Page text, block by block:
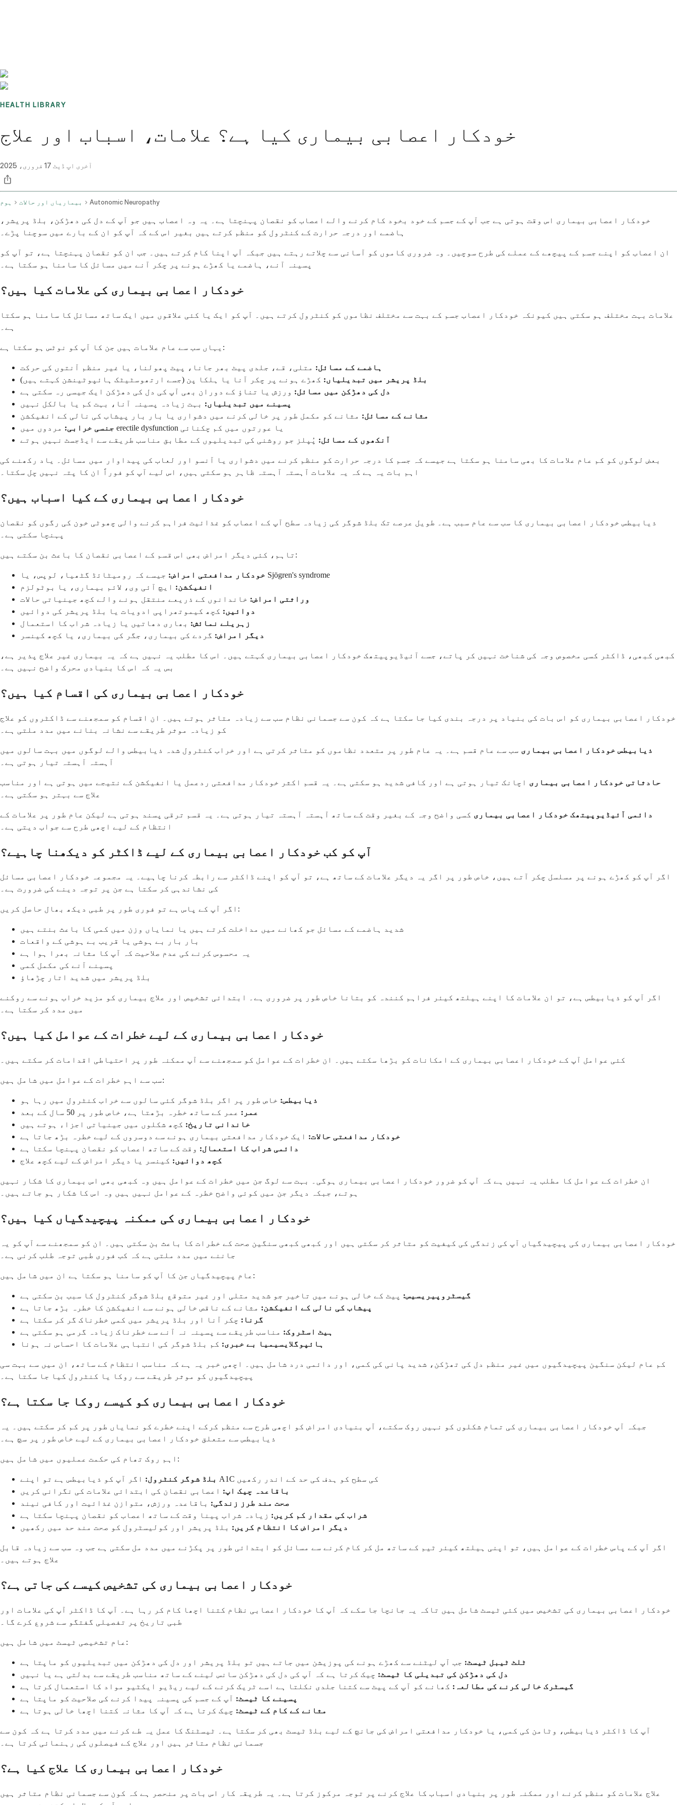
HEALTH LIBRARY
خودکار اعصابی بیماری کیا ہے؟ علامات، اسباب اور علاج
آخری اپ ڈیٹ 17 فروری، 2025
ہوم بیماریاں اور حالات Autonomic Neuropathy
خودکار اعصابی بیماری اس وقت ہوتی ہے جب آپ کے جسم کے خود بخود کام کرنے والے اعصاب کو نقصان پہنچتا ہے۔ یہ وہ اعصاب ہیں جو آپ کے دل کی دھڑکن، بلڈ پریشر،
ہاضمے اور درجہ حرارت کے کنٹرول کو منظم کرتے ہیں بغیر اس کے کہ آپ کو ان کے بارے میں سوچنا پڑے۔
ان اعصاب کو اپنے جسم کے پیچھے کے عملے کی طرح سوچیں۔ وہ ضروری کاموں کو آسانی سے چلاتے رہتے ہیں جبکہ آپ اپنا کام کرتے ہیں۔ جب ان کو نقصان پہنچتا ہے، تو آپ کو
پسینہ آنے، ہاضمے یا کھڑے ہونے پر چکر آنے میں مسائل کا سامنا ہو سکتا ہے۔
خودکار اعصابی بیماری کی علامات کیا ہیں؟
علامات بہت مختلف ہو سکتی ہیں کیونکہ خودکار اعصاب جسم کے بہت سے مختلف نظاموں کو کنٹرول کرتے ہیں۔ آپ کو ایک یا کئی علاقوں میں ایک ساتھ مسائل کا سامنا ہو سکتا
ہے۔
یہاں سب سے عام علامات ہیں جن کا آپ کو نوٹس ہو سکتا ہے:
ہاضمے کے مسائل: متلی، قے، جلدی پیٹ بھر جانا، پیٹ پھولنا، یا غیر منظم آنتوں کی حرکت
بلڈ پریشر میں تبدیلیاں: کھڑے ہونے پر چکر آنا یا ہلکا پن (جسے ارتھوسٹیٹک ہائپوٹینشن کہتے ہیں)
دل کی دھڑکن میں مسائل: ورزش یا تناؤ کے دوران بھی آپ کی دل کی دھڑکن ایک جیسی رہ سکتی ہے
پسینے میں تبدیلیاں: بہت زیادہ پسینہ آنا، بہت کم یا بالکل نہیں
مثانے کے مسائل: مثانے کو مکمل طور پر خالی کرنے میں دشواری یا بار بار پیشاب کی نالی کے انفیکشن
جنسی خرابی:
مردوں میں erectile dysfunction یا عورتوں میں کم چکنائی
آنکھوں کے مسائل: پُپلز جو روشنی کی تبدیلیوں کے مطابق مناسب طریقے سے ایڈجسٹ نہیں ہوتے
بعض لوگوں کو کم عام علامات کا بھی سامنا ہو سکتا ہے جیسے کہ جسم کا درجہ حرارت کو منظم کرنے میں دشواری یا آنسو اور لعاب کی پیداوار میں مسائل۔ یاد رکھنے کی
اہم بات یہ ہے کہ یہ علامات آہستہ آہستہ ظاہر ہو سکتی ہیں، اس لیے آپ کو فوراً ان کا پتہ نہیں چل سکتا۔
خودکار اعصابی بیماری کے کیا اسباب ہیں؟
ذیابیطس خودکار اعصابی بیماری کا سب سے عام سبب ہے۔ طویل عرصے تک بلڈ شوگر کی زیادہ سطح آپ کے اعصاب کو غذائیت فراہم کرنے والی چھوٹی خون کی رگوں کو نقصان
پہنچا سکتی ہے۔
تاہم، کئی دیگر امراض بھی اس قسم کے اعصابی نقصان کا باعث بن سکتے ہیں:
خودکار مدافعتی امراض: جیسے کہ رومیٹائڈ گٹھیا، لوپس، یا Sjögren's syndrome
انفیکشن: ایچ آئی وی، لائم بیماری، یا بوٹولزم
وراثتی امراض: خاندانوں کے ذریعے منتقل ہونے والے کچھ جینیاتی حالات
دوائیں: کچھ کیموتھراپی ادویات یا بلڈ پریشر کی دوائیں
زہریلے نمائش: بھاری دھاتیں یا زیادہ شراب کا استعمال
دیگر امراض: گردے کی بیماری، جگر کی بیماری، یا کچھ کینسر
کبھی کبھی، ڈاکٹر کسی مخصوص وجہ کی شناخت نہیں کر پاتے، جسے آئیڈیوپیتھک خودکار اعصابی بیماری کہتے ہیں۔ اس کا مطلب یہ نہیں ہے کہ یہ بیماری غیر علاج پذیر ہے،
بس یہ کہ اس کا بنیادی محرک واضح نہیں ہے۔
خودکار اعصابی بیماری کی اقسام کیا ہیں؟
خودکار اعصابی بیماری کو اس بات کی بنیاد پر درجہ بندی کیا جا سکتا ہے کہ کون سے جسمانی نظام سب سے زیادہ متاثر ہوتے ہیں۔ ان اقسام کو سمجھنے سے ڈاکٹروں کو علاج
کو زیادہ موثر طریقے سے نشانہ بنانے میں مدد ملتی ہے۔
ذیابیطس خودکار اعصابی بیماری سب سے عام قسم ہے۔ یہ عام طور پر متعدد نظاموں کو متاثر کرتی ہے اور خراب کنٹرول شدہ ذیابیطس والے لوگوں میں بہت سالوں میں
آہستہ آہستہ تیار ہوتی ہے۔
حادثاتی خودکار اعصابی بیماری اچانک تیار ہوتی ہے اور کافی شدید ہو سکتی ہے۔ یہ قسم اکثر خودکار مدافعتی ردعمل یا انفیکشن کے نتیجے میں ہوتی ہے اور مناسب
علاج سے بہتر ہو سکتی ہے۔
دائمی آئیڈیوپیتھک خودکار اعصابی بیماری کسی واضح وجہ کے بغیر وقت کے ساتھ آہستہ آہستہ تیار ہوتی ہے۔ یہ قسم ترقی پسند ہوتی ہے لیکن عام طور پر علامات کے
انتظام کے لیے اچھی طرح سے جواب دیتی ہے۔
آپ کو کب خودکار اعصابی بیماری کے لیے ڈاکٹر کو دیکھنا چاہیے؟
اگر آپ کو کھڑے ہونے پر مسلسل چکر آتے ہیں، خاص طور پر اگر یہ دیگر علامات کے ساتھ ہے، تو آپ کو اپنے ڈاکٹر سے رابطہ کرنا چاہیے۔ یہ مجموعہ خودکار اعصابی مسائل
کی نشاندہی کر سکتا ہے جن پر توجہ دینے کی ضرورت ہے۔
اگر آپ کے پاس ہے تو فوری طور پر طبی دیکھ بھال حاصل کریں:
شدید ہاضمے کے مسائل جو کھانے میں مداخلت کرتے ہیں یا نمایاں وزن میں کمی کا باعث بنتے ہیں
بار بار بے ہوشی یا قریب بے ہوشی کے واقعات
یہ محسوس کرنے کی عدم صلاحیت کہ آپ کا مثانہ بھرا ہوا ہے
پسینے آنے کی مکمل کمی
بلڈ پریشر میں شدید اتار چڑھاؤ
اگر آپ کو ذیابیطس ہے، تو ان علامات کا اپنے ہیلتھ کیئر فراہم کنندہ کو بتانا خاص طور پر ضروری ہے۔ ابتدائی تشخیص اور علاج بیماری کو مزید خراب ہونے سے روکنے
میں مدد کر سکتا ہے۔
خودکار اعصابی بیماری کے لیے خطرات کے عوامل کیا ہیں؟
کئی عوامل آپ کے خودکار اعصابی بیماری کے امکانات کو بڑھا سکتے ہیں۔ ان خطرات کے عوامل کو سمجھنے سے آپ ممکنہ طور پر احتیاطی اقدامات کر سکتے ہیں۔
سب سے اہم خطرات کے عوامل میں شامل ہیں:
ذیابیطس: خاص طور پر اگر بلڈ شوگر کئی سالوں سے خراب کنٹرول میں رہا ہو
عمر: عمر کے ساتھ خطرہ بڑھتا ہے، خاص طور پر 50 سال کے بعد
خاندانی تاریخ: کچھ شکلوں میں جینیاتی اجزاء ہوتے ہیں
خودکار مدافعتی حالات: ایک خودکار مدافعتی بیماری ہونے سے دوسروں کے لیے خطرہ بڑھ جاتا ہے
دائمی شراب کا استعمال: وقت کے ساتھ اعصاب کو نقصان پہنچا سکتا ہے
کچھ دوائیں: کینسر یا دیگر امراض کے لیے کچھ علاج
ان خطرات کے عوامل کا مطلب یہ نہیں ہے کہ آپ کو ضرور خودکار اعصابی بیماری ہوگی۔ بہت سے لوگ جن میں خطرات کے عوامل ہیں وہ کبھی بھی اس بیماری کا شکار نہیں
ہوتے، جبکہ دیگر جن میں کوئی واضح خطرہ کے عوامل نہیں ہیں وہ اس کا شکار ہو جاتے ہیں۔
خودکار اعصابی بیماری کی ممکنہ پیچیدگیاں کیا ہیں؟
خودکار اعصابی بیماری کی پیچیدگیاں آپ کی زندگی کی کیفیت کو متاثر کر سکتی ہیں اور کبھی کبھی سنگین صحت کے خطرات کا باعث بن سکتی ہیں۔ ان کو سمجھنے سے آپ کو یہ
جاننے میں مدد ملتی ہے کہ کب فوری طبی توجہ طلب کرنی ہے۔
عام پیچیدگیاں جن کا آپ کو سامنا ہو سکتا ہے ان میں شامل ہیں:
گیسٹروپیریسیس: پیٹ کے خالی ہونے میں تاخیر جو شدید متلی اور غیر متوقع بلڈ شوگر کنٹرول کا سبب بن سکتی ہے
پیشاب کی نالی کے انفیکشن: مثانے کے ناقص خالی ہونے سے انفیکشن کا خطرہ بڑھ جاتا ہے
گرنا: چکر آنا اور بلڈ پریشر میں کمی خطرناک گر کر سکتا ہے
ہیٹ اسٹروک: مناسب طریقے سے پسینہ نہ آنے سے خطرناک زیادہ گرمی ہو سکتی ہے
ہائپوگلایسیمیا بے خبری: کم بلڈ شوگر کی انتباہی علامات کا احساس نہ ہونا
کم عام لیکن سنگین پیچیدگیوں میں غیر منظم دل کی تھڑکن، شدید پانی کی کمی، اور دائمی درد شامل ہیں۔ اچھی خبر یہ ہے کہ مناسب انتظام کے ساتھ، ان میں سے بہت سی
پیچیدگیوں کو موثر طریقے سے روکا یا کنٹرول کیا جا سکتا ہے۔
خودکار اعصابی بیماری کو کیسے روکا جا سکتا ہے؟
جبکہ آپ خودکار اعصابی بیماری کی تمام شکلوں کو نہیں روک سکتے، آپ بنیادی امراض کو اچھی طرح سے منظم کرکے اپنے خطرے کو نمایاں طور پر کم کر سکتے ہیں۔ یہ
ذیابیطس سے متعلق خودکار اعصابی بیماری کے لیے خاص طور پر سچ ہے۔
اہم روک تھام کی حکمت عملیوں میں شامل ہیں:
بلڈ شوگر کنٹرول:
اگر آپ کو ذیابیطس ہے تو اپنے A1C کی سطح کو ہدف کی حد کے اندر رکھیں
باقاعدہ چیک اپ: اعصابی نقصان کی ابتدائی علامات کی نگرانی کریں
صحت مند طرز زندگی: باقاعدہ ورزش، متوازن غذائیت اور کافی نیند
شراب کی مقدار کم کریں: زیادہ شراب پینا وقت کے ساتھ اعصاب کو نقصان پہنچا سکتا ہے
دیگر امراض کا انتظام کریں: بلڈ پریشر اور کولیسٹرول کو صحت مند حد میں رکھیں
اگر آپ کے پاس خطرات کے عوامل ہیں، تو اپنی ہیلتھ کیئر ٹیم کے ساتھ مل کر کام کرنے سے مسائل کو ابتدائی طور پر پکڑنے میں مدد مل سکتی ہے جب وہ سب سے زیادہ قابل
علاج ہوتے ہیں۔
خودکار اعصابی بیماری کی تشخیص کیسے کی جاتی ہے؟
خودکار اعصابی بیماری کی تشخیص میں کئی ٹیسٹ شامل ہیں تاکہ یہ جانچا جا سکے کہ آپ کا خودکار اعصابی نظام کتنا اچھا کام کر رہا ہے۔ آپ کا ڈاکٹر آپ کی علامات اور
طبی تاریخ پر تفصیلی گفتگو سے شروع کرے گا۔
عام تشخیصی ٹیسٹ میں شامل ہیں:
ٹلٹ ٹیبل ٹیسٹ: جب آپ لیٹنے سے کھڑے ہونے کی پوزیشن میں جاتے ہیں تو بلڈ پریشر اور دل کی دھڑکن میں تبدیلیوں کو ماپتا ہے
دل کی دھڑکن کی تبدیلی کا ٹیسٹ: چیک کرتا ہے کہ آپ کی دل کی دھڑکن سانس لینے کے ساتھ مناسب طریقے سے بدلتی ہے یا نہیں
گیسٹرک خالی کرنے کی مطالعہ: کھانے کو آپ کے پیٹ سے کتنا جلدی نکلتا ہے اسے ٹریک کرنے کے لیے ریڈیو ایکٹیو مواد کا استعمال کرتا ہے
پسینے کا ٹیسٹ: آپ کے جسم کی پسینہ پیدا کرنے کی صلاحیت کو ماپتا ہے
مثانے کے کام کے ٹیسٹ: چیک کرتا ہے کہ آپ کا مثانہ کتنا اچھا خالی ہوتا ہے
آپ کا ڈاکٹر ذیابیطس، وٹامن کی کمی، یا خودکار مدافعتی امراض کی جانچ کے لیے بلڈ ٹیسٹ بھی کر سکتا ہے۔ ٹیسٹنگ کا عمل یہ طے کرنے میں مدد کرتا ہے کہ کون سے
جسمانی نظام متاثر ہیں اور علاج کے فیصلوں کی رہنمائی کرتا ہے۔
خودکار اعصابی بیماری کا علاج کیا ہے؟
علاج علامات کو منظم کرنے اور ممکنہ طور پر بنیادی اسباب کا علاج کرنے پر توجہ مرکوز کرتا ہے۔ یہ طریقہ کار اس بات پر منحصر ہے کہ کون سے جسمانی نظام متاثر ہیں